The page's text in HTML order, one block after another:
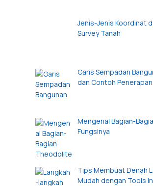
Jenis-Jenis Koordinat
Survey Tanah
Garis Sempadan
dan Contoh Penerapan
Mengenal Bagian-
Fungsinya
Tips Membuat Denah
Mudah dengan Tools